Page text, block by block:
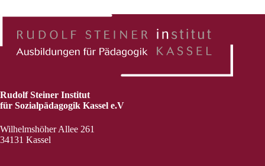
Rudolf Steiner Institut
für Sozialpädagogik Kassel e.V
Wilhelmshöher Allee 261
34131 Kassel